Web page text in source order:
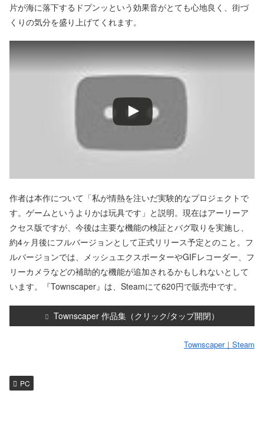
片が海に落下するドプンッという効果音がとても心地良く、街づ
くりの気分を盛り上げてくれます。
作者は本作について「私が情熱を注いだ実験的なプロジェクトで
す。ゲームというよりかは玩具です」と説明。現在はアーリーア
クセス版ですが、今後は主要な機能の検証とバグ取りを実施し、
約4ヶ月後にフルバージョンとして正式リリース予定とのこと。フ
ルバージョンでは、メッシュエクスポーターやGIFレコーダー、フ
リーカメラなどの補助的な機能が追加されるかもしれないとして
います。『Townscaper』は、Steamにて620円で販売中です。
Townscaper 作品集（クリック/タップ開閉）
Townscaper｜Steam
PC